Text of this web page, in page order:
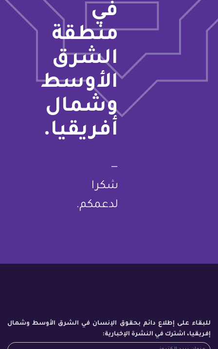
في
منطقة
الشرق
الأوسط
وشمال
أفريقيا.
—
شكرا
لدعمكم.
للبقاء على إطلاع دائم بحقوق الإنسان في الشرق الأوسط وشمال
إفريقيا، اشترك في النشرة الإخبارية: